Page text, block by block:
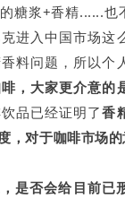
糖浆+香精......也
进入中国市场这
料问题，所以个
，大家更介意的
品已经证明了香
，对于咖啡市场
是否会给目前已